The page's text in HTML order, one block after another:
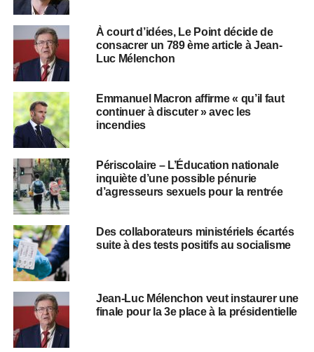
À court d’idées, Le Point décide de
consacrer un 789 ème article à Jean-
Luc Mélenchon
Emmanuel Macron affirme « qu’il faut
continuer à discuter » avec les
incendies
Périscolaire – L’Éducation nationale
inquiète d’une possible pénurie
d’agresseurs sexuels pour la rentrée
Des collaborateurs ministériels écartés
suite à des tests positifs au socialisme
Jean-Luc Mélenchon veut instaurer une
finale pour la 3e place à la présidentielle